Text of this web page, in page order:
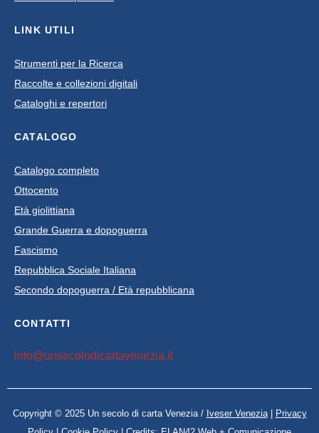
LINK UTILI
Strumenti per la Ricerca
Raccolte e collezioni digitali
Cataloghi e repertori
CATALOGO
Catalogo completo
Ottocento
Età giolittiana
Grande Guerra e dopoguerra
Fascismo
Repubblica Sociale Italiana
Secondo dopoguerra / Età repubblicana
CONTATTI
info@unsecolodicartavenezia.it
Copyright © 2025 Un secolo di carta Venezia / Iveser Venezia|
Privacy